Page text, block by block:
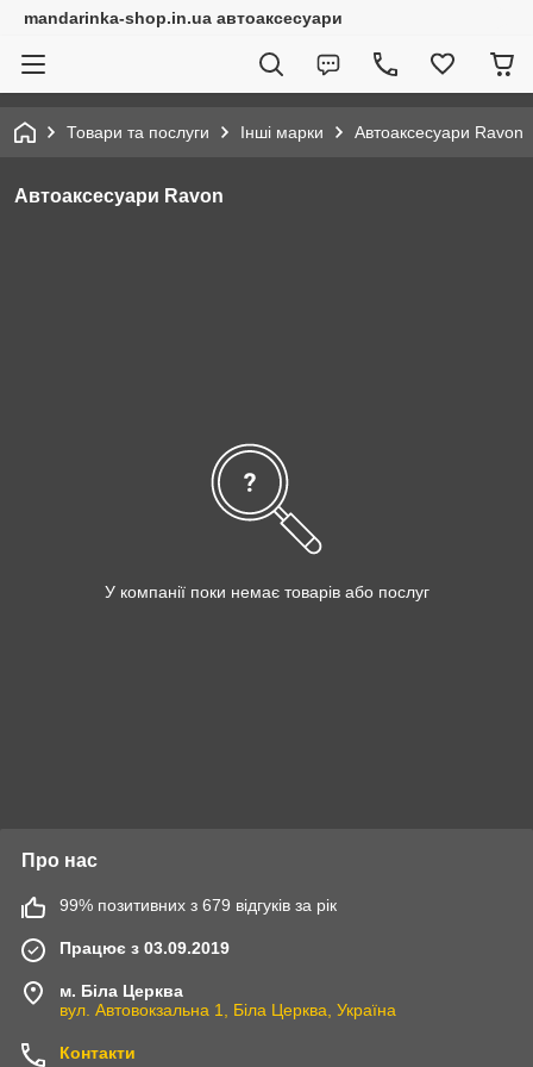
mandarinka-shop.in.ua автоаксесуари
Товари та послуги Інші марки Автоаксесуари Ravon
Автоаксесуари Ravon
У компанії поки немає товарів або послуг
Про нас
99% позитивних з 679 відгуків за рік
Працює з 03.09.2019
м. Біла Церква
вул. Автовокзальна 1, Біла Церква, Україна
Контакти